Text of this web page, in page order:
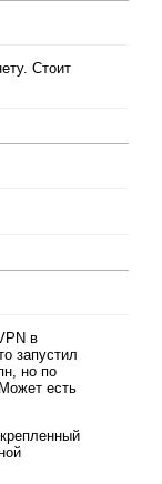
Стоит
в
запустил
но по
есть